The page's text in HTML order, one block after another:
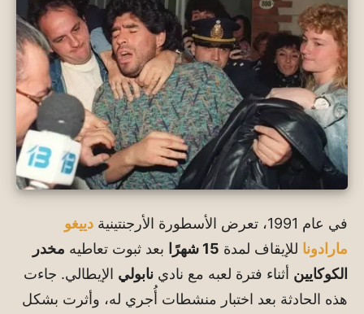
في عام 1991، تعرض الأسطورة الأرجنتينية
دييغو
مارادونا للإيقاف لمدة 15 شهرًا بعد ثبوت تعاطيه مخدر
الكوكايين أثناء فترة لعبه مع نادي نابولي الإيطالي. جاءت
هذه الحادثة بعد اختبار منشطات أُجري له، وأثرت بشكل